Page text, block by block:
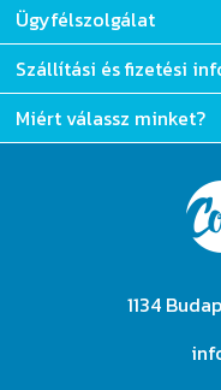
Ügyfélszolgálat
Szállítási és fizetési
Miért válassz minket?
1134